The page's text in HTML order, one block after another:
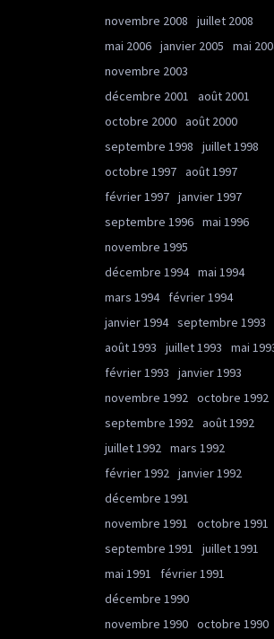
novembre 2008
juillet 2008
mai 2006 janvier 2005
mai
novembre 2003
décembre 2001
août 2001
octobre 2000 août 2000
septembre 1998
juillet 1998
octobre 1997 août 1997
février 1997 janvier 1997
septembre 1996 mai 1996
novembre 1995
décembre 1994 mai 1994
mars 1994
février 1994
janvier 1994 septembre 1993
août 1993
juillet 1993
mai
février 1993
janvier 1993
novembre 1992 octobre 1992
septembre 1992 août 1992
juillet 1992 mars 1992
février 1992 janvier 1992
décembre 1991
novembre 1991
octobre 1991
septembre 1991
juillet 1991
mai 1991
février 1991
décembre 1990
novembre 1990 octobre 1990